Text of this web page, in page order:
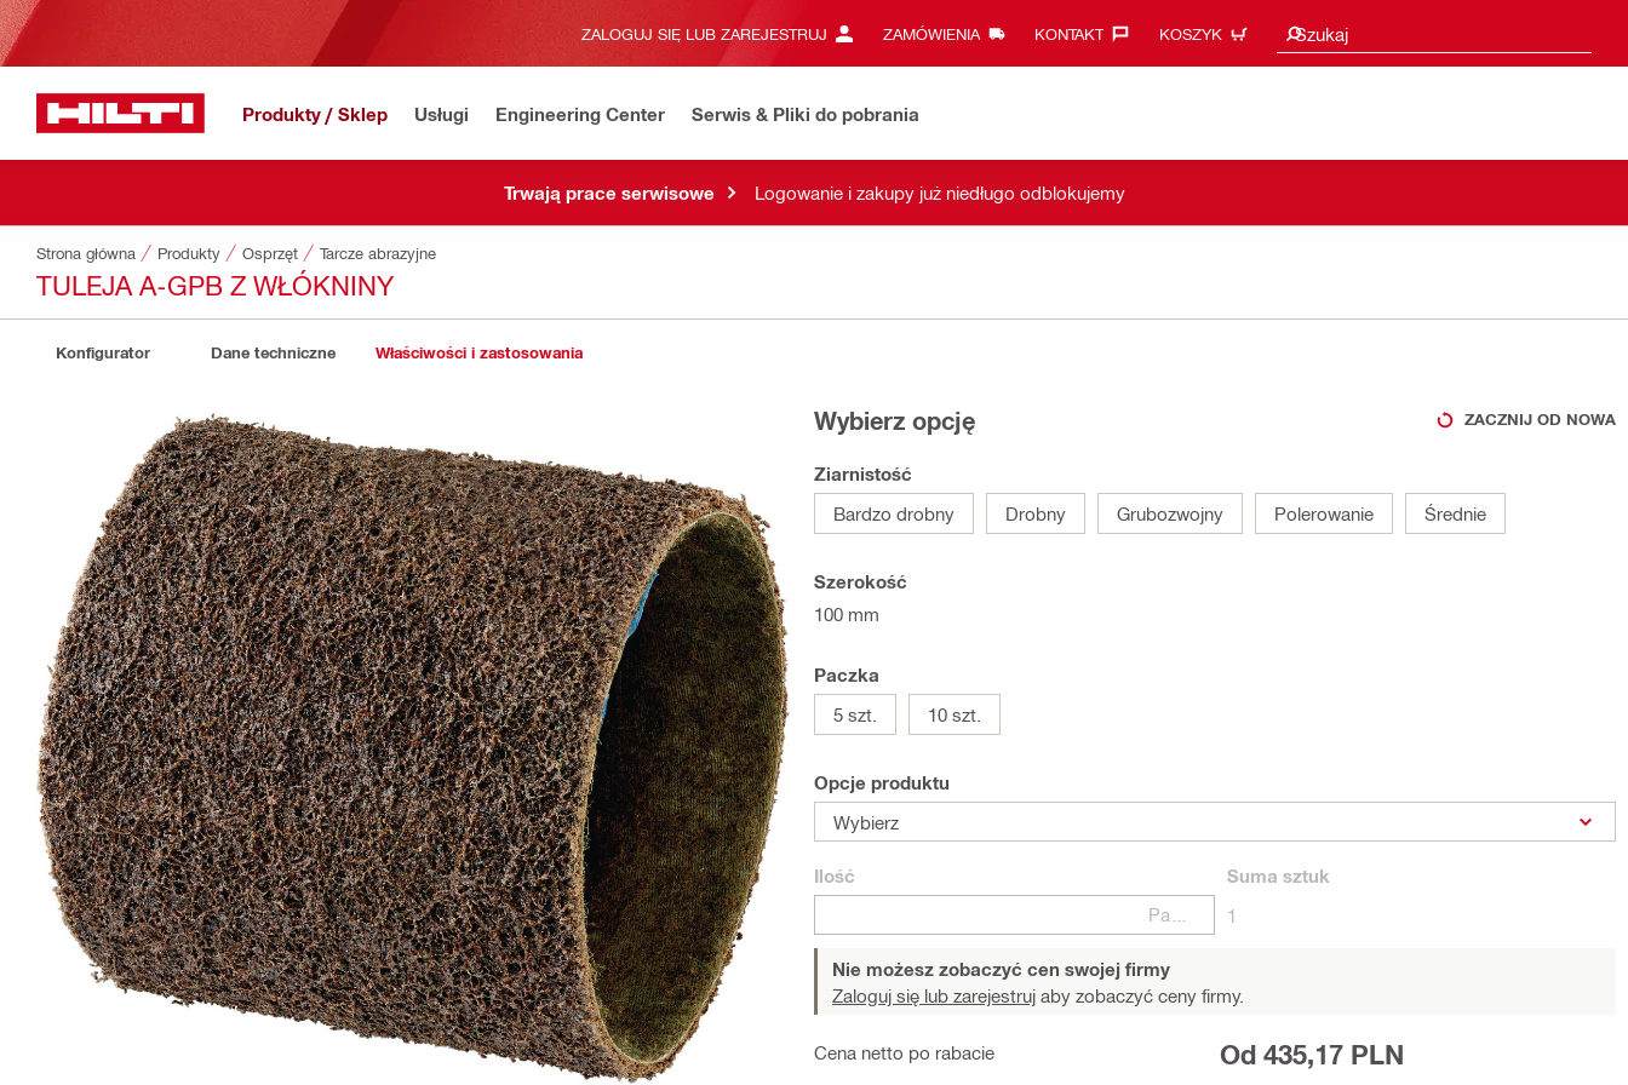
ZALOGUJ SIĘ LUB ZAREJESTRUJ ZAMÓWIENIA KONTAKT‎ KOSZYK Szukaj
Sugestie wyszukiwania
Produkty / Sklep Usługi Engineering Center Serwis & Pliki do pobrania
Trwają prace serwisowe Logowanie i zakupy już niedługo odblokujemy
Strona główna Produkty Osprzęt Tarcze abrazyjne
TULEJA A-GPB Z WŁÓKNINY
Konfigurator Dane techniczne Właściwości i zastosowania
Wybierz opcję ZACZNIJ OD NOWA
Ziarnistość
Bardzo drobny
Drobny Grubozwojny Polerowanie Średnie
Szerokość
100 mm
Paczka
5 szt.
10 szt.
Opcje produktu
Wybierz
Ilość
Suma sztuk
1
Nie możesz zobaczyć cen swojej firmy
Zaloguj się lub zarejestruj aby zobaczyć ceny firmy.
Cena netto po rabacie Od 435,17 PLN